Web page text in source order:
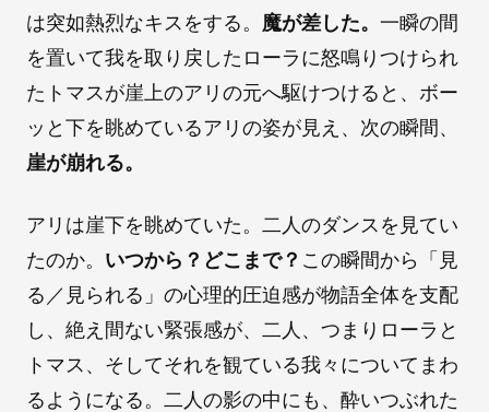
は突如熱烈なキスをする。 魔が差した。 一瞬の間
を置いて我を取り戻したローラに怒鳴りつけられ
たトマスが崖上のアリの元へ駆けつけると、ボー
ッと下を眺めているアリの姿が見え、次の瞬間、
崖が崩れる。
アリは崖下を眺めていた。二人のダンスを見てい
たのか。 いつから？どこまで？ この瞬間から「見
る／見られる」の心理的圧迫感が物語全体を支配
し、絶え間ない緊張感が、二人、つまりローラと
トマス、そしてそれを観ている我々についてまわ
るようになる。二人の影の中にも、酔いつぶれた